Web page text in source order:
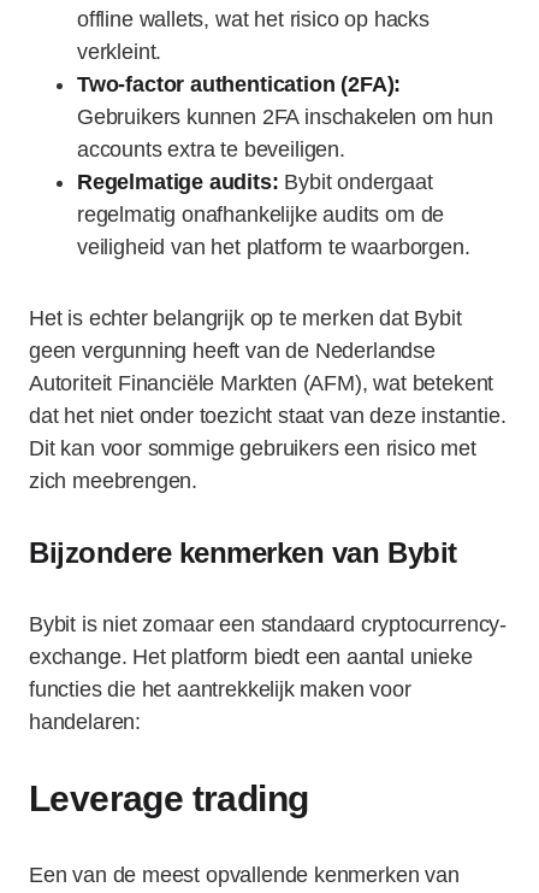
offline wallets, wat het risico op hacks
verkleint.
Two-factor authentication (2FA):
Gebruikers kunnen 2FA inschakelen om hun
accounts extra te beveiligen.
Regelmatige audits: Bybit ondergaat
regelmatig onafhankelijke audits om de
veiligheid van het platform te waarborgen.
Het is echter belangrijk op te merken dat Bybit
geen vergunning heeft van de Nederlandse
Autoriteit Financiële Markten (AFM), wat betekent
dat het niet onder toezicht staat van deze instantie.
Dit kan voor sommige gebruikers een risico met
zich meebrengen.
Bijzondere kenmerken van Bybit
Bybit is niet zomaar een standaard cryptocurrency-
exchange. Het platform biedt een aantal unieke
functies die het aantrekkelijk maken voor
handelaren:
Leverage trading
Een van de meest opvallende kenmerken van